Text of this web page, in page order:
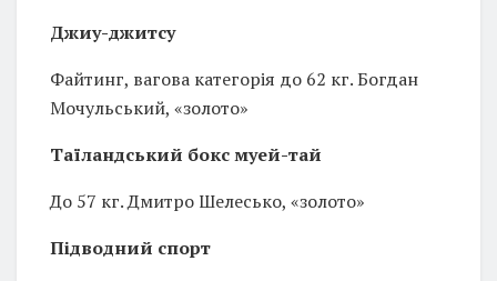
Джиу-джитсу
Файтинг, вагова категорія до 62 кг. Богдан
Мочульський, «золото»
Таїландський бокс муей-тай
До 57 кг. Дмитро Шелесько, «золото»
Підводний спорт